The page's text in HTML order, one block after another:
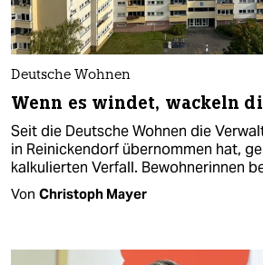
Deutsche Wohnen
Wenn es windet, wackeln
Seit die Deutsche Wohnen die
in Reinickendorf übernommen hat,
kalkulierten Verfall. Bewohnerinnen
Von Christoph Mayer